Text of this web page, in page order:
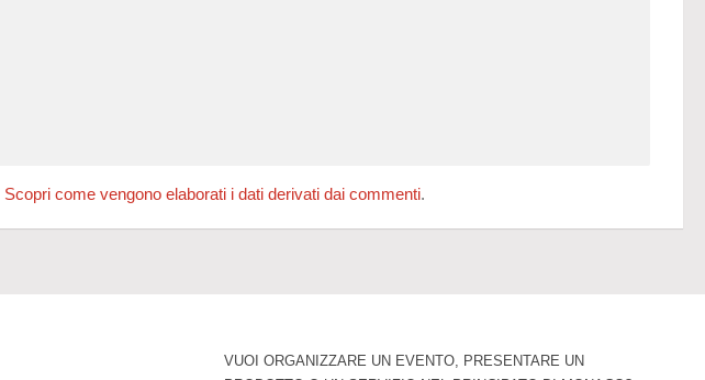
Scopri come vengono elaborati i dati derivati dai commenti.
VUOI ORGANIZZARE UN EVENTO, PRESENTARE UN